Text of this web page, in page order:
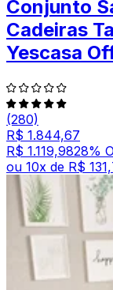
Conjunto
Cadeiras
Yescasa
(280)
R$ 1.844,67
R$ 1.119,9828%
ou 10x de R$